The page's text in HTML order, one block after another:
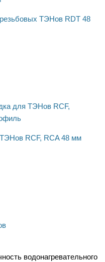
ТЭНов RDT 48
RCF, RCA 48 мм
водонагревательного